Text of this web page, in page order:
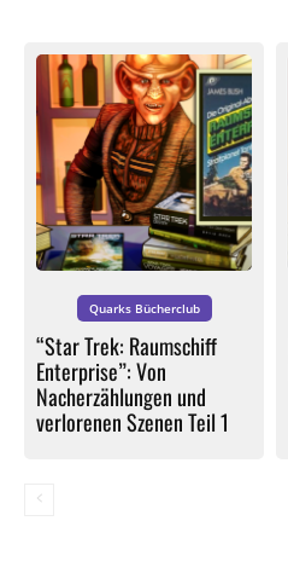
Quarks Bücherclub
“Star Trek: Raumschiff
Enterprise”: Von
Nacherzählungen und
verlorenen Szenen Teil 1